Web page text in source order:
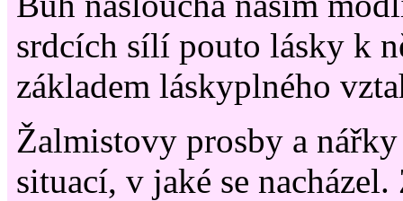
srdcích sílí pouto lásky k
základem láskyplného
Žalmistovy prosby a
situací, v jaké se